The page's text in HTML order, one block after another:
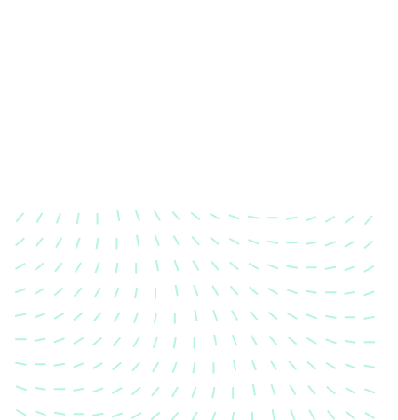
Karosserievermessung
Unsere exakte Karosserievermessung stellt sicher,
dass Ihre Fahrzeugkarosserie nach einem Unfall
wieder in ihren ursprünglichen Zustand gebracht
wird.